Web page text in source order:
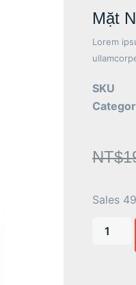
Mặt
Lorem
SKU
NT$
Sales